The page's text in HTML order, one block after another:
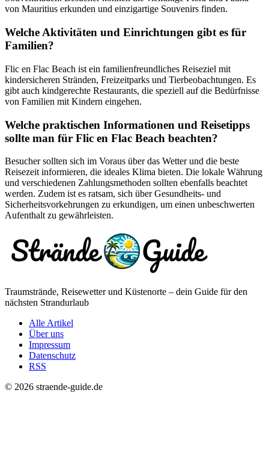
von Mauritius erkunden und einzigartige Souvenirs finden.
Welche Aktivitäten und Einrichtungen gibt es für
Familien?
Flic en Flac Beach ist ein familienfreundliches Reiseziel mit
kindersicheren Stränden, Freizeitparks und Tierbeobachtungen. Es
gibt auch kindgerechte Restaurants, die speziell auf die Bedürfnisse
von Familien mit Kindern eingehen.
Welche praktischen Informationen und Reisetipps
sollte man für Flic en Flac Beach beachten?
Besucher sollten sich im Voraus über das Wetter und die beste
Reisezeit informieren, die ideales Klima bieten. Die lokale Währung
und verschiedenen Zahlungsmethoden sollten ebenfalls beachtet
werden. Zudem ist es ratsam, sich über Gesundheits- und
Sicherheitsvorkehrungen zu erkundigen, um einen unbeschwerten
Aufenthalt zu gewährleisten.
Traumstrände, Reisewetter und Küstenorte – dein Guide für den
nächsten Strandurlaub
Alle Artikel
Über uns
Impressum
Datenschutz
RSS
© 2026 straende-guide.de